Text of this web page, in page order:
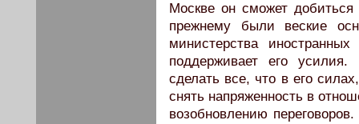
Москве он сможет
прежнему были веские
министерства
поддерживает его
сделать все, что в его
снять напряженность в
возобновлению